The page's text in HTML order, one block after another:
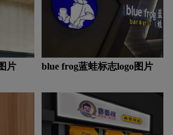
logo设计 实景logo设计
片 blue frog蓝蛙标志logo图片